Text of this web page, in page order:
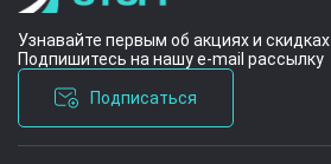
Узнавайте первым об акциях и скидках
Подпишитесь на нашу e-mail рассылку
Подписаться